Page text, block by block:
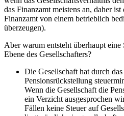
das Finanzamt meistens an, daher ist
Finanzamt von einem betrieblich
überzeugen).
Aber warum entsteht überhaupt eine
Ebene des Gesellschafters?
Die Gesellschaft hat durch
Pensionsrückstellung
Wenn die Gesellschaft die
ein Verzicht ausgesprochen
Fällen keine Steuer auf